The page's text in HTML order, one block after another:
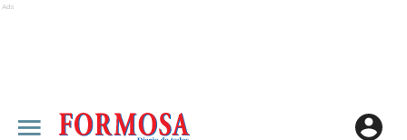
Ads